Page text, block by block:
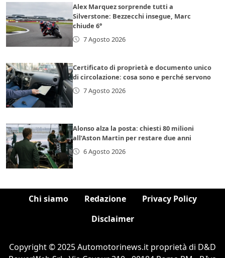
Alex Marquez sorprende tutti a
Silverstone: Bezzecchi insegue, Marc
chiude 6°
7 Agosto 2026
Certificato di proprietà e documento unico
di circolazione: cosa sono e perché servono
7 Agosto 2026
Alonso alza la posta: chiesti 80 milioni
all’Aston Martin per restare due anni
6 Agosto 2026
Chi siamo Redazione
Privacy Policy
Disclaimer
Copyright © 2025 Automotorinews.it proprietà di D&D